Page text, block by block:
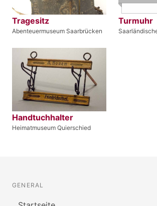
Tragesitz
Abenteuermuseum Saarbrücken
Turmuhr
Handtuchhalter
Heimatmuseum Quierschied
GENERAL